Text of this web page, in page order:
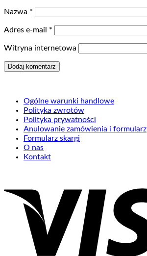
Nazwa *
Adres e-mail *
Witryna internetowa
Ogólne warunki handlowe
Polityka zwrotów
Polityka prywatności
Anulowanie zamówienia i formularz
Formularz skargi
O nas
Kontakt